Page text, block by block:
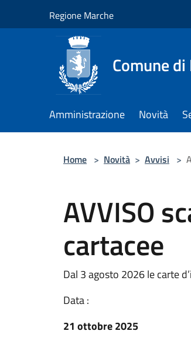
Regione Marche
Comune
Amministrazione Novità
Home > Novità > Avvisi >
AVVISO
cartacee
Dal 3 agosto 2026 le carte
Data :
21 ottobre 2025